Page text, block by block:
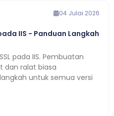
04 Julai 2026
IIS - Panduan Langkah
pada IIS. Pembuatan
dan ralat biasa
untuk semua versi